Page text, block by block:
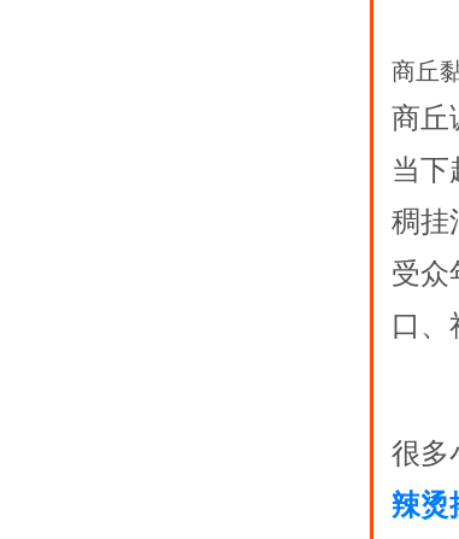
商丘
商丘
当下
稠挂
受众
口、
很多
辣烫